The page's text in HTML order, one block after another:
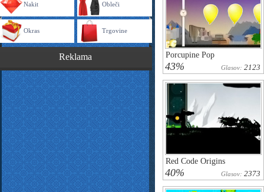
Nakit Obleči
Okras Trgovine
Reklama Porcupine Pop
43% Glasov: 2123
Red Code Origins
40% Glasov: 2373